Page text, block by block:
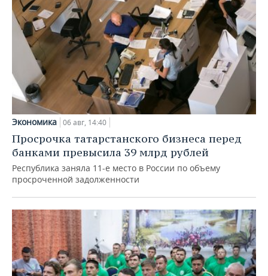
Экономика 06 авг, 14:40
Просрочка татарстанского бизнеса перед
банками превысила 39 млрд рублей
Республика заняла 11-е место в России по объему
просроченной задолженности